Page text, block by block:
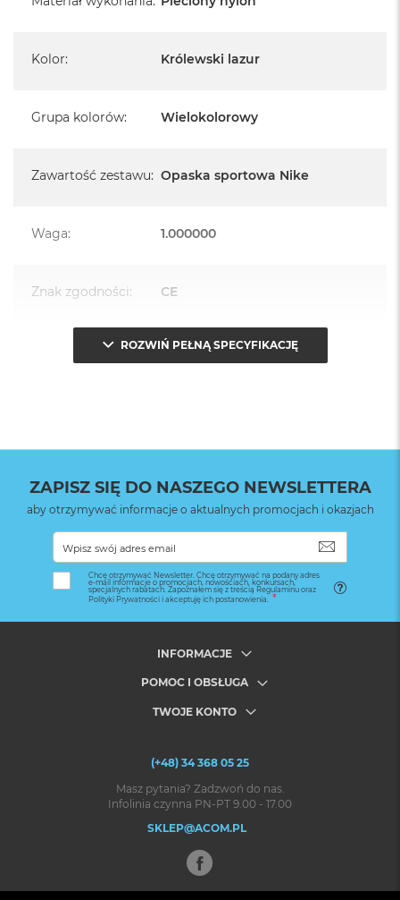
Kolor: Królewski lazur
Grupa kolorów: Wielokolorowy
Zawartość zestawu: Opaska sportowa Nike
Waga: 1.000000
Znak zgodności: CE
Opakowanie
(pudełko):
Serwisowe
ROZWIŃ PEŁNĄ SPECYFIKACJĘ
ZAPISZ SIĘ DO NASZEGO NEWSLETTERA
aby otrzymywać informacje o aktualnych promocjach i okazjach
Chcę otrzymywać Newsletter. Chcę otrzymywać na podany adres
e-mail informacje o promocjach, nowościach, konkursach,
specjalnych rabatach. Zapoznałem się z treścią Regulaminu oraz
Polityki Prywatności i akceptuję ich postanowienia.
INFORMACJE
POMOC I OBSŁUGA
TWOJE KONTO
(+48) 34 368 05 25
Masz pytania? Zadzwoń do nas.
Infolinia czynna PN-PT 9.00 - 17.00
SKLEP@ACOM.PL